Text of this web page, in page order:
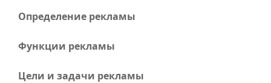
Определение рекламы
Функции рекламы
Цели и задачи рекламы